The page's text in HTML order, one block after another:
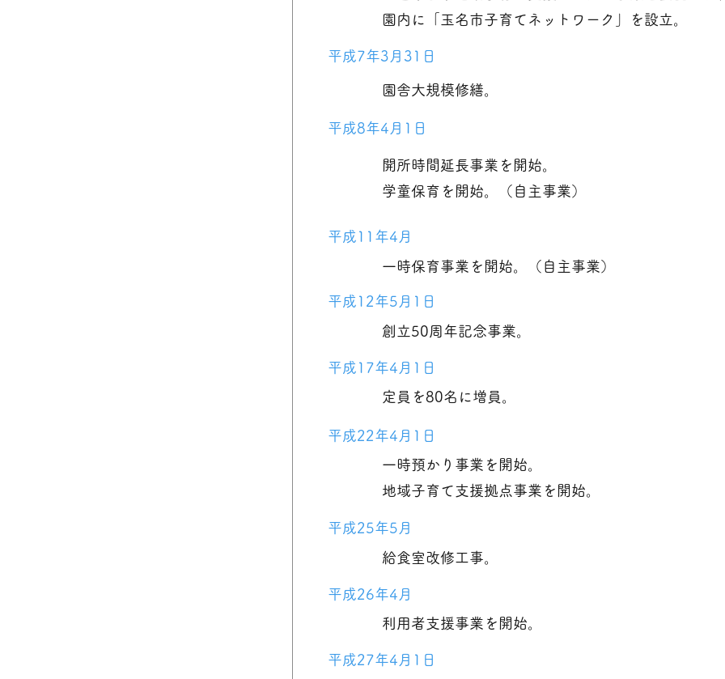
園内に「玉名市子育てネットワーク」を設立。
平成7年3月31日
園舎大規模修繕。
平成8年4月1日
開所時間延長事業を開始。
学童保育を開始。（自主事業）
平成11年4月
一時保育事業を開始。（自主事業）
平成12年5月1日
創立50周年記念事業。
平成17年4月1日
定員を80名に増員。
平成22年4月1日
一時預かり事業を開始。
地域子育て支援拠点事業を開始。
平成25年5月
給食室改修工事。
平成26年4月
利用者支援事業を開始。
平成27年4月1日